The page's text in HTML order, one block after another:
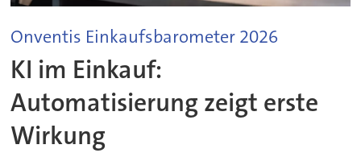
Onventis Einkaufsbarometer 2026
KI im Einkauf:
Automatisierung zeigt erste
Wirkung